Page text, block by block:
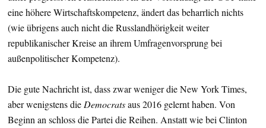
eine höhere Wirtschaftskompetenz, ändert das beharrlich nichts
(wie übrigens auch nicht die Russlandhörigkeit weiter
republikanischer Kreise an ihrem Umfragenvorsprung bei
außenpolitischer Kompetenz).
Die gute Nachricht ist, dass zwar weniger die New York Times,
aber wenigstens die Democratsaus 2016 gelernt haben. Von
Beginn an schloss die Partei die Reihen. Anstatt wie bei Clinton